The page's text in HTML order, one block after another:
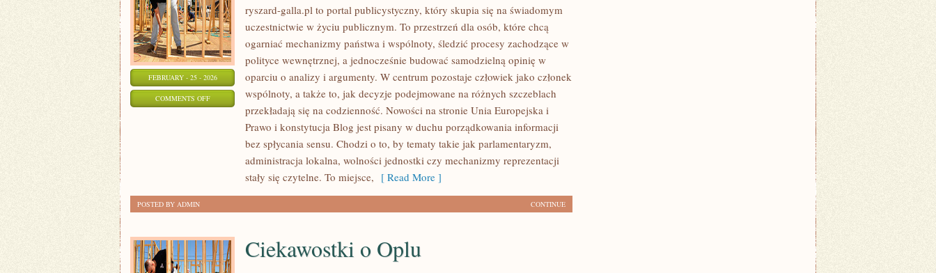
FEBRUARY - 25 - 2026
COMMENTS OFFON
POLITYCZNE
KONFLIKTY
ryszard-galla.pl to portal publicystyczny, który skupia się na świadomym
uczestnictwie w życiu publicznym. To przestrzeń dla osób, które chcą
ogarniać mechanizmy państwa i wspólnoty, śledzić procesy zachodzące w
polityce wewnętrznej, a jednocześnie budować samodzielną opinię w
oparciu o analizy i argumenty. W centrum pozostaje człowiek jako członek
wspólnoty, a także to, jak decyzje podejmowane na różnych szczeblach
przekładają się na codzienność. Nowości na stronie Unia Europejska i
Prawo i konstytucja Blog jest pisany w duchu porządkowania informacji
bez spłycania sensu. Chodzi o to, by tematy takie jak parlamentaryzm,
administracja lokalna, wolności jednostki czy mechanizmy reprezentacji
stały się czytelne. To miejsce, [ Read More ]
CONTINUE
POSTED BY ADMIN
Ciekawostki o Oplu